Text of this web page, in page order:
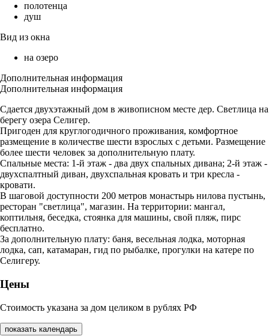
полотенца
душ
Вид из окна
на озеро
Дополнительная информация
Дополнительная информация
Сдается двухэтажный дом в живописном месте дер. Светлица на
берегу озера Селигер.
Пригоден для круглогодичного проживания, комфортное
размещение в количестве шести взрослых с детьми. Размещение
более шести человек за дополнительную плату.
Спальные места: 1-й этаж - два двух спальных дивана; 2-й этаж -
двухспалтный диван, двухспальная кровать и три кресла -
кровати.
В шаговой доступности 200 метров монастырь нилова пустынь,
ресторан "светлица", магазин. На территории: мангал,
коптильня, беседка, стоянка для машины, свой пляж, пирс
бесплатно.
За дополнительную плату: баня, весельная лодка, моторная
лодка, сап, катамаран, гид по рыбалке, прогулки на катере по
Селигеру.
Цены
Стоимость указана за дом целиком в рублях РФ
показать календарь